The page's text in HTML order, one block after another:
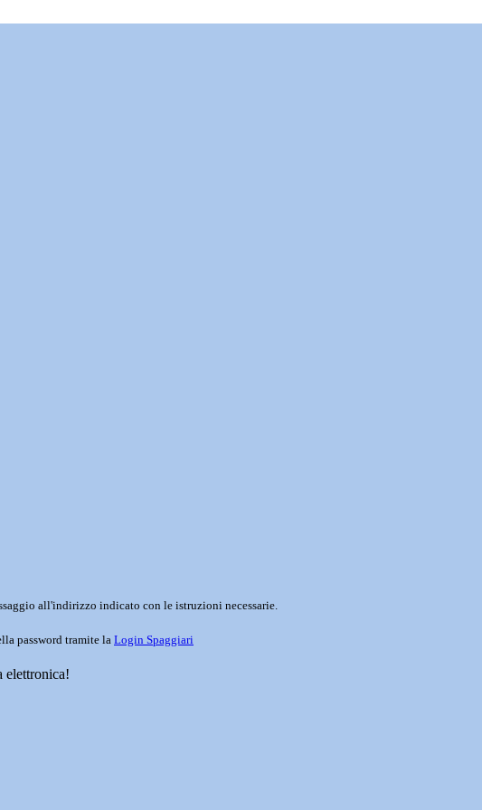
all'indirizzo indicato con le istruzioni necessarie.
password tramite la Login Spaggiari
elettronica!